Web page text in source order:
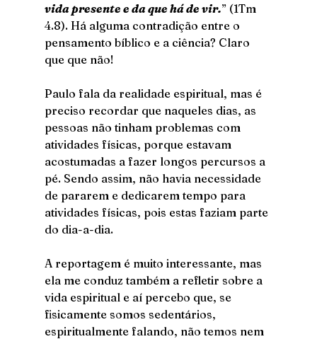
vida presente e da que há de vir.” (1Tm
4.8). Há alguma contradição entre o
pensamento bíblico e a ciência? Claro
que que não!
Paulo fala da realidade espiritual, mas é
preciso recordar que naqueles dias, as
pessoas não tinham problemas com
atividades físicas, porque estavam
acostumadas a fazer longos percursos a
pé. Sendo assim, não havia necessidade
de pararem e dedicarem tempo para
atividades físicas, pois estas faziam parte
do dia-a-dia.
A reportagem é muito interessante, mas
ela me conduz também a refletir sobre a
vida espiritual e aí percebo que, se
fisicamente somos sedentários,
espiritualmente falando, não temos nem